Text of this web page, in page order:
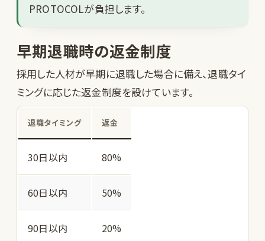
PROTOCOLが負担します。
早期退職時の返金制度
採用した人材が早期に退職した場合に備え、退職タイ
ミングに応じた返金制度を設けています。
退職タイミング 返金
30日以内 80%
60日以内 50%
90日以内 20%